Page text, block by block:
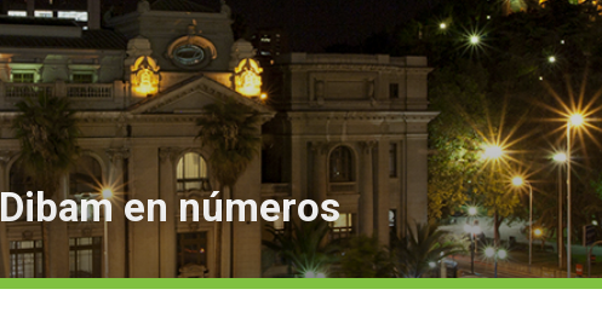
Dibam en números